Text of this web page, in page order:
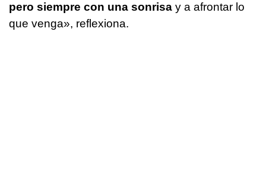
pero siempre con una sonrisa y a afrontar lo
que venga», reflexiona.